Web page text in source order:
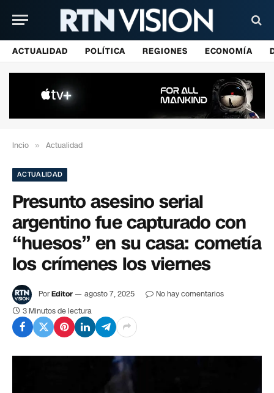
ACTUALIDAD POLÍTICA REGIONES ECONOMÍA
Incio » Actualidad
ACTUALIDAD
Presunto asesino serial
argentino fue capturado con
“huesos” en su casa: cometía
los crímenes los viernes
PorEditor agosto 7, 2025
No hay comentarios
3 Minutos de lectura